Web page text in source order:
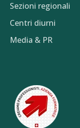
Sezioni regionali
Centri diurni
Media & PR